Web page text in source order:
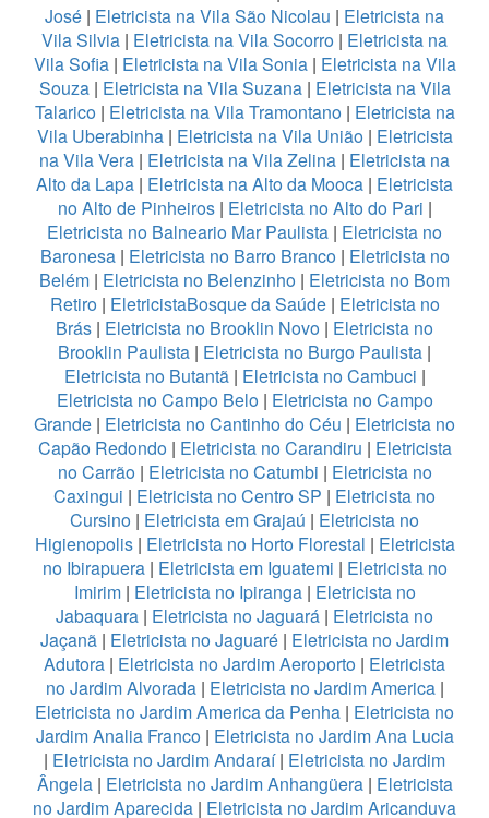
José | Eletricista na Vila São Nicolau | Eletricista na
Vila Silvia | Eletricista na Vila Socorro | Eletricista na
Vila Sofia| Eletricista na Vila Sonia| Eletricista na Vila
Souza| Eletricista na Vila Suzana| Eletricista na Vila
Talarico| Eletricista na Vila Tramontano| Eletricista na
Vila Uberabinha| Eletricista na Vila União| Eletricista
na Vila Vera | Eletricista na Vila Zelina | Eletricista na
Alto da Lapa | Eletricista na Alto da Mooca | Eletricista
no Alto de Pinheiros| Eletricista no Alto do Pari |
Eletricista no Balneario Mar Paulista | Eletricista no
Baronesa| Eletricista no Barro Branco| Eletricista no
Belém | Eletricista no Belenzinho | Eletricista no Bom
Retiro| EletricistaBosque da Saúde| Eletricista no
Brás | Eletricista no Brooklin Novo | Eletricista no
Brooklin Paulista | Eletricista no Burgo Paulista |
Eletricista no Butantã| Eletricista no Cambuci |
Eletricista no Campo Belo| Eletricista no Campo
Grande | Eletricista no Cantinho do Céu | Eletricista no
Capão Redondo| Eletricista no Carandiru | Eletricista
no Carrão| Eletricista no Catumbi | Eletricista no
Caxingui | Eletricista no Centro SP | Eletricista no
Cursino | Eletricista em Grajaú | Eletricista no
Higienopolis| Eletricista no Horto Florestal | Eletricista
no Ibirapuera| Eletricista em Iguatemi | Eletricista no
Imirim| Eletricista no Ipiranga| Eletricista no
Jabaquara | Eletricista no Jaguará | Eletricista no
Jaçanã | Eletricista no Jaguaré | Eletricista no Jardim
Adutora | Eletricista no Jardim Aeroporto | Eletricista
no Jardim Alvorada| Eletricista no Jardim America|
Eletricista no Jardim America da Penha | Eletricista no
Jardim Analia Franco| Eletricista no Jardim Ana Lucia
| Eletricista no Jardim Andaraí| Eletricista no Jardim
Ângela| Eletricista no Jardim Anhangüera| Eletricista
no Jardim Aparecida | Eletricista no Jardim Aricanduva